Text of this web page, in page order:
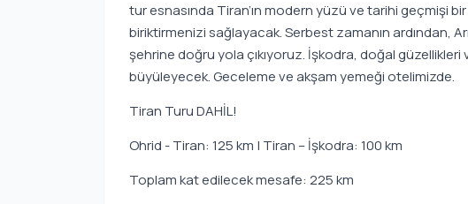
tur esnasında Tiran’ın modern yüzü ve tarihi geçmişi
biriktirmenizi sağlayacak. Serbest zamanın ardından,
şehrine doğru yola çıkıyoruz. İşkodra, doğal
büyüleyecek. Geceleme ve akşam yemeği otelimizde.
Tiran Turu DAHİL!
Ohrid - Tiran: 125 km | Tiran – İşkodra: 100 km
Toplam kat edilecek mesafe: 225 km